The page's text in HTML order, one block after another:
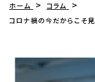
ホーム
コラム
コロナ禍の今だからこそ